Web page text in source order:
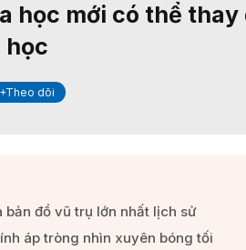
học mới có thể thay
học
+Theo dõi
bản đồ vũ trụ lớn nhất lịch sử​
áp tròng nhìn xuyên bóng tối​